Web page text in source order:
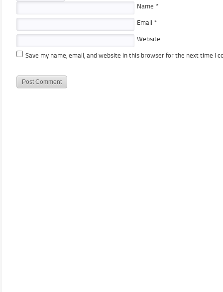
Name *
Email *
Website
Save my name, email, and website in this browser for the next time I